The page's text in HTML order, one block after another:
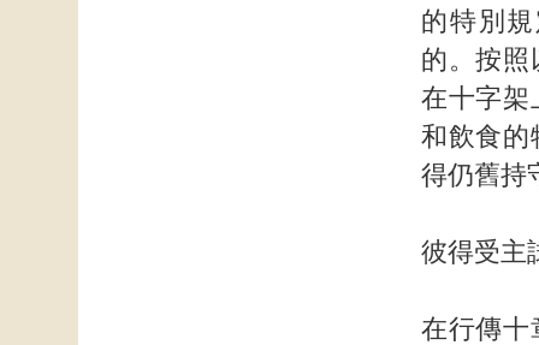
的特別
的。按照
在十字架
和飲食的
得仍舊持
彼得受主
在行傳十